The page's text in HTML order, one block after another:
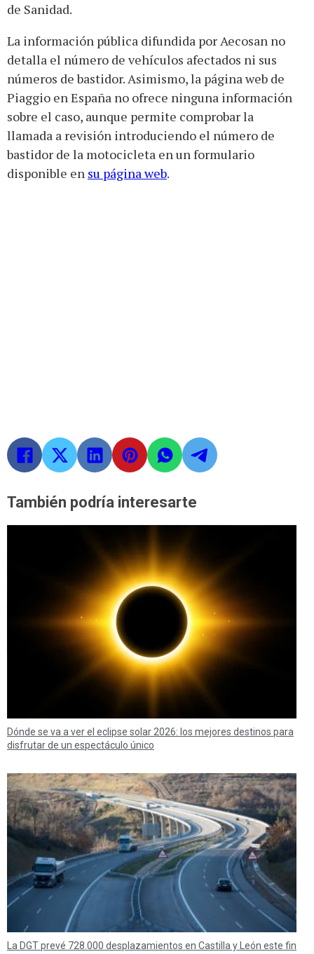
de Sanidad.
La información pública difundida por Aecosan no
detalla el número de vehículos afectados ni sus
números de bastidor. Asimismo, la página web de
Piaggio en España no ofrece ninguna información
sobre el caso, aunque permite comprobar la
llamada a revisión introduciendo el número de
bastidor de la motocicleta en un formulario
disponible en su página web.
También podría interesarte
Dónde se va a ver el eclipse solar 2026: los mejores destinos para
disfrutar de un espectáculo único
La DGT prevé 728.000 desplazamientos en Castilla y León este fin